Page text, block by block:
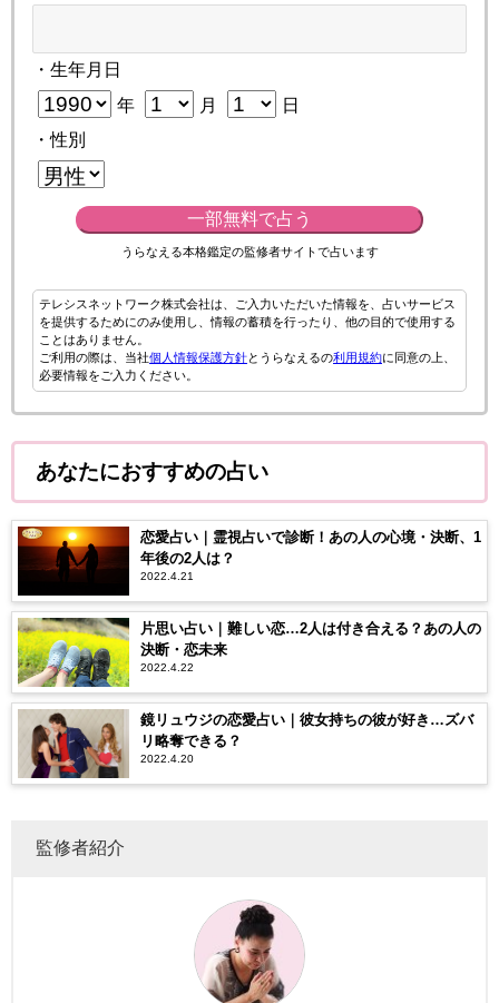
・生年月日
年 月
日
・性別
一部無料で占う
うらなえる本格鑑定の監修者サイトで占います
テレシスネットワーク株式会社は、ご入力いただいた情報を、占いサービス
を提供するためにのみ使用し、情報の蓄積を行ったり、他の目的で使用する
ことはありません。
ご利用の際は、当社個人情報保護方針とうらなえるの利用規約に同意の上、
必要情報をご入力ください。
あなたにおすすめの占い
恋愛占い｜霊視占いで診断！あの人の心境・決断、1
年後の2人は？
2022.4.21
片思い占い｜難しい恋…2人は付き合える？あの人の
決断・恋未来
2022.4.22
鏡リュウジの恋愛占い｜彼女持ちの彼が好き…ズバ
リ略奪できる？
2022.4.20
監修者紹介